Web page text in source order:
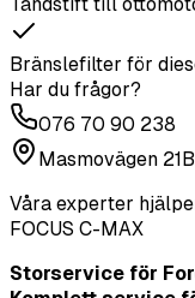
Bränslefilter för
Har du frågor?
076 70 90 238
Masmovägen
Våra experter
FOCUS C-MAX
Storservice för